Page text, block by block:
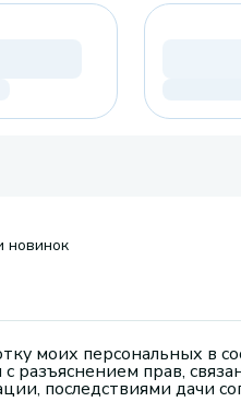
новинок
моих персональных в
разъяснением прав,
последствиями дачи